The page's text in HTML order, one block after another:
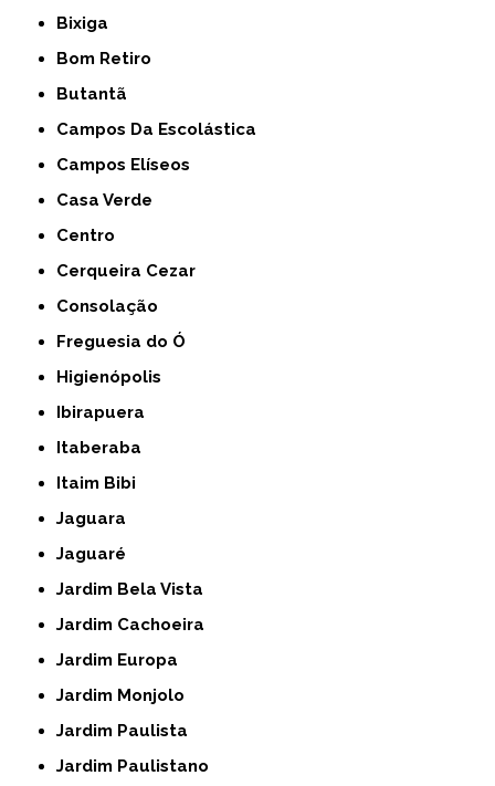
Bixiga
Bom Retiro
Butantã
Campos Da Escolástica
Campos Elíseos
Casa Verde
Centro
Cerqueira Cezar
Consolação
Freguesia do Ó
Higienópolis
Ibirapuera
Itaberaba
Itaim Bibi
Jaguara
Jaguaré
Jardim Bela Vista
Jardim Cachoeira
Jardim Europa
Jardim Monjolo
Jardim Paulista
Jardim Paulistano